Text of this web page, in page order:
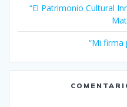
“El Patrimonio Cultural
“Mi firma